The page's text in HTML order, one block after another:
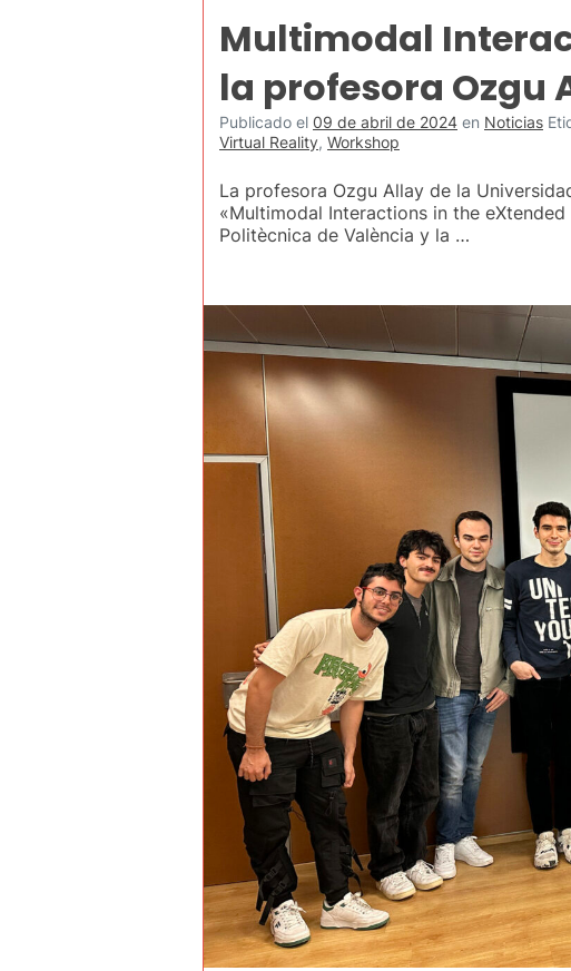
Multimodal
la profesora Ozgu
Publicado el 09 de abril de 2024 en Noticias
Virtual Reality, Workshop
La profesora Ozgu Allay de la
«Multimodal Interactions in the
Politècnica de València y la …